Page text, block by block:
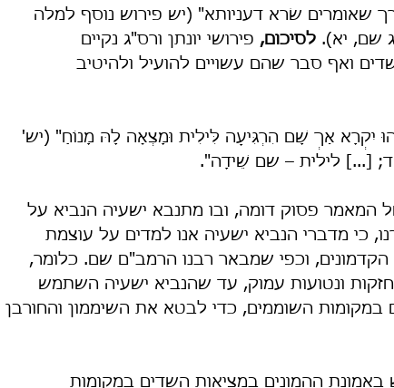
שאומרים שׂרא דעניותא" (יש פירוש נוסף למלה
שם, יא). לסיכום, פירושי יונתן ורס"ג נקיים
ואף סבר שהם עשויים להועיל ולהיטיב
יִקְרָא אַךְ שָׁם הִרְגִּיעָה לִּילִית וּמָצְאָה לָהּ מָנוֹחַ" (יש'
[...] לילית – שם שֵׁידָה".
המאמר פסוק דומה, ובו מתנבא ישעיה הנביא על
כי מדברי הנביא ישעיה אנו למדים על עוצמת
וכפי שמבאר רבנו הרמב"ם שם. כלומר,
ונטועות עמוק, עד שהנביא ישעיה השתמש
במקומות השוממים, כדי לבטא את השיממון והחורבן
באמונת ההמונים במציאות השדים במקומות